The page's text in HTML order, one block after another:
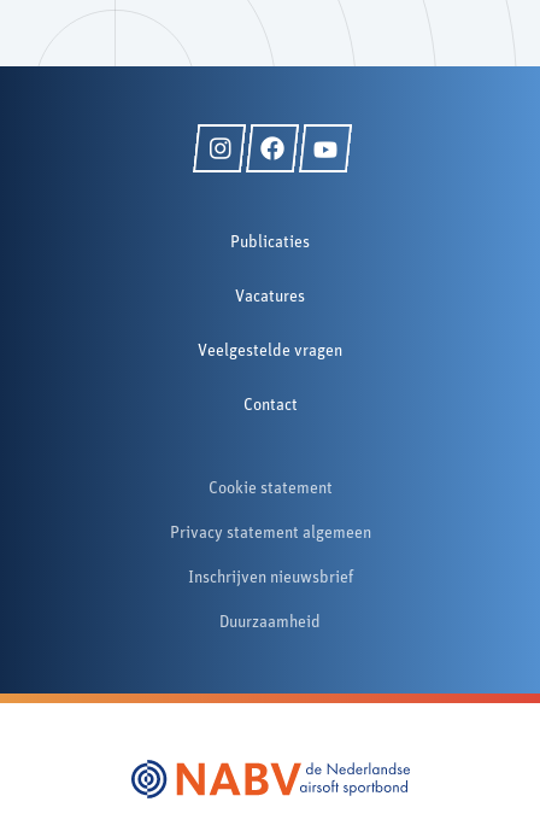
Publicaties
Vacatures
Veelgestelde vragen
Contact
Cookie statement
Privacy statement algemeen
Inschrijven nieuwsbrief
Duurzaamheid